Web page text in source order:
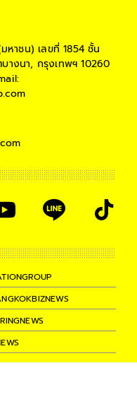
หาชน) เลขที่ 1854 ชั้น
บางนา, กรุงเทพฯ 10260